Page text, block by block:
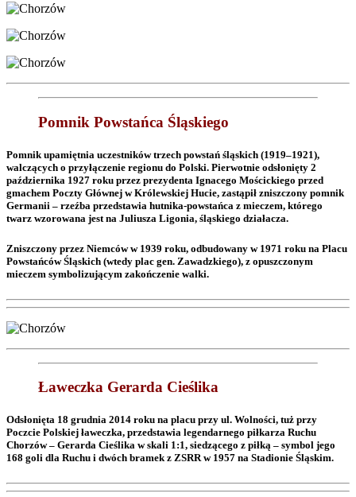
Pomnik Powstańca Śląskiego
Pomnik upamiętnia uczestników trzech powstań śląskich (1919–1921),
walczących o przyłączenie regionu do Polski. Pierwotnie odsłonięty 2
października 1927 roku przez prezydenta Ignacego Mościckiego przed
gmachem Poczty Głównej w Królewskiej Hucie, zastąpił zniszczony pomnik
Germanii – rzeźba przedstawia hutnika-powstańca z mieczem, którego
twarz wzorowana jest na Juliusza Ligonia, śląskiego działacza.
Zniszczony przez Niemców w 1939 roku, odbudowany w 1971 roku na Placu
Powstańców Śląskich (wtedy plac gen. Zawadzkiego), z opuszczonym
mieczem symbolizującym zakończenie walki.
Ławeczka Gerarda Cieślika
Odsłonięta 18 grudnia 2014 roku na placu przy ul. Wolności, tuż przy
Poczcie Polskiej ławeczka, przedstawia legendarnego piłkarza Ruchu
Chorzów – Gerarda Cieślika w skali 1:1, siedzącego z piłką – symbol jego
168 goli dla Ruchu i dwóch bramek z ZSRR w 1957 na Stadionie Śląskim.